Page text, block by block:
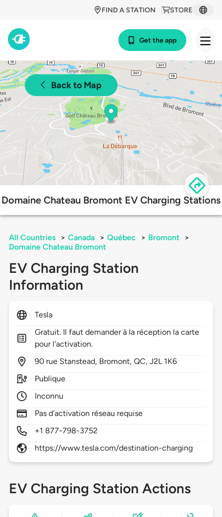
STORE
FIND A STATION
Get the app
Back to Map
Domaine Chateau Bromont EV Charging Stations
All Countries > Canada > Québec > Bromont
>
Domaine Chateau Bromont
EV Charging Station
Information
Tesla
Gratuit. Il faut demander à la réception la carte
pour l'activation.
90 rue Stanstead, Bromont,QC,J2L 1K6
Publique
Inconnu
Pas d'activation réseau requise
+1 877-798-3752
https://www.tesla.com/destination-charging
EV Charging Station Actions